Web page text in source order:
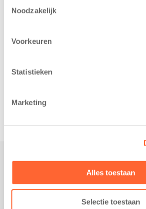
Noodzakelijk
Voorkeuren
Statistieken
Marketing
Alles toestaan
Selectie toestaan
donderdag alvast
voor de Kids First
kregen een…
de
Werken bij Kids First
Nieuws over Kids First